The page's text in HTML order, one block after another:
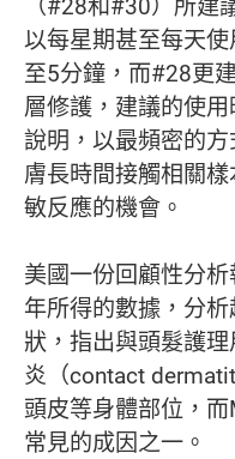
以每星期甚至每天
至5分鐘，而#28更
層修護，建議的使
說明，以最頻密的
膚長時間接觸相關
敏反應的機會。
美國一份回顧性分
年所得的數據，分
狀，指出與頭髮護
炎（contact
頭皮等身體部位，
常見的成因之一。